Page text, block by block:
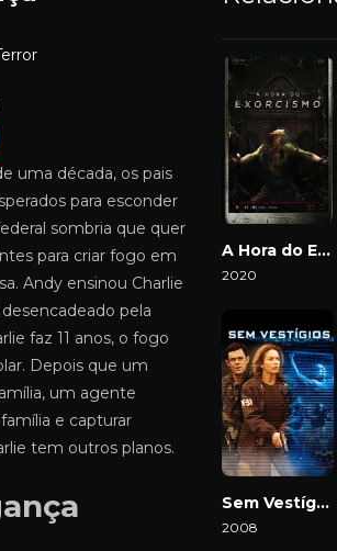
uma década, os pais
para esconder
sombria que quer
para criar fogo em
Andy ensinou Charlie
pela
faz 11 anos, o fogo
Depois que um
um agente
e capturar
tem outros planos.
A Hora do Exorcismo
2020
Sem Vestígios
2008